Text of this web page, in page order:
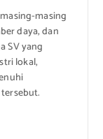
masing
daya, dan
SV yang
lokal,